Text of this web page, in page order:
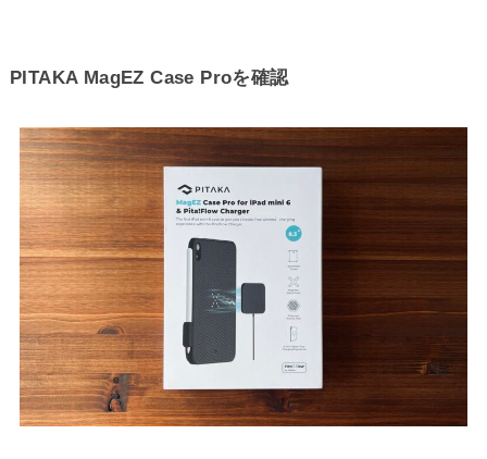
PITAKA MagEZ Case Proを確認